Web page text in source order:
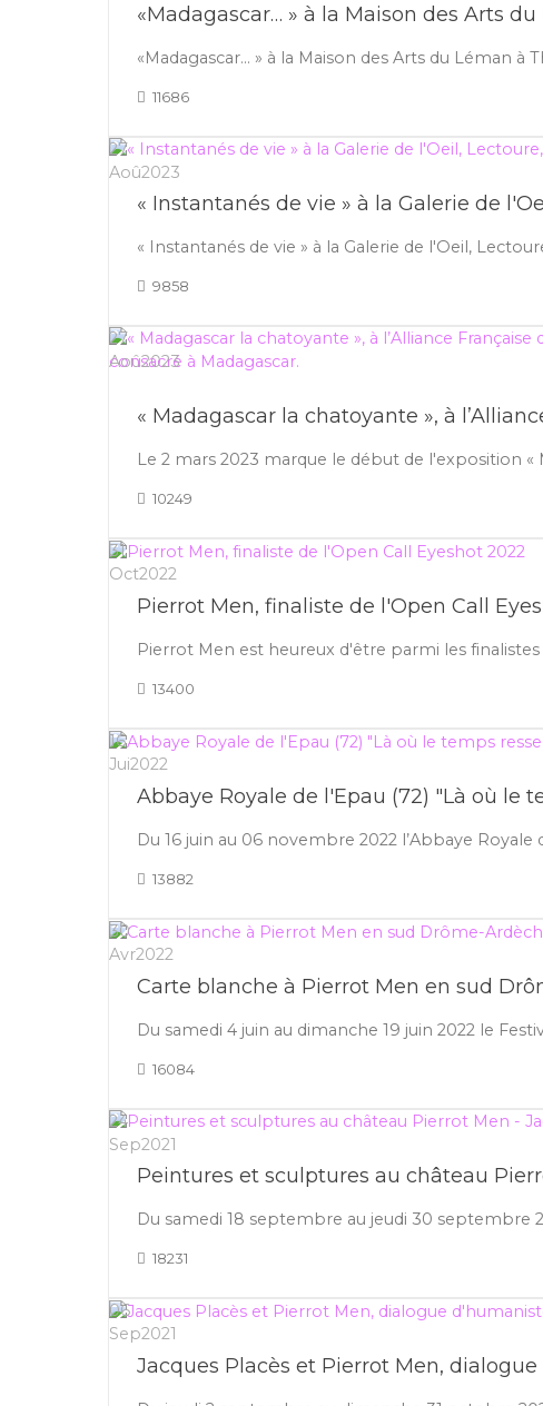
«Madagascar… » à la Maison des Arts
«Madagascar… » à la Maison des Arts du Léman
11686
27
Aoû2023
« Instantanés de vie » à la Galerie de
« Instantanés de vie » à la Galerie de l'Oeil,
9858
27
Aoû2023
« Madagascar la chatoyante », à
Le 2 mars 2023 marque le début de l'exposition «
10249
31
Oct2022
Pierrot Men, finaliste de l'Open Call
Pierrot Men est heureux d'être parmi les
13400
16
Jui2022
Abbaye Royale de l'Epau (72) "Là où le
Du 16 juin au 06 novembre 2022 l’Abbaye
13882
30
Avr2022
Carte blanche à Pierrot Men en sud
Du samedi 4 juin au dimanche 19 juin 2022 le
16084
24
Sep2021
Peintures et sculptures au château
Du samedi 18 septembre au jeudi 30 septembre
18231
06
Sep2021
Jacques Placès et Pierrot Men,